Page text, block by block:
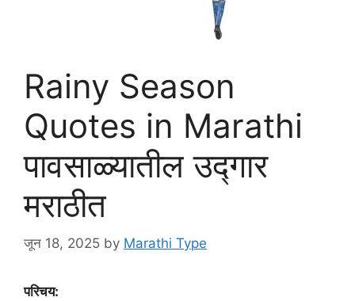
Rainy Season
Quotes in Marathi
पावसाळ्यातील उद्गार
मराठीत
जून 18, 2025 by Marathi Type
परिचय: